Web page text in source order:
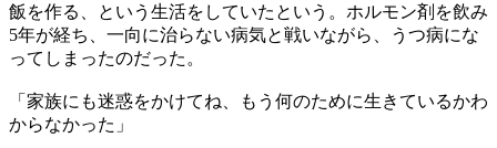
飯を作る、という生活をしていたという。ホルモン剤を飲み
5年が経ち、一向に治らない病気と戦いながら、うつ病にな
ってしまったのだった。
「家族にも迷惑をかけてね、もう何のために生きているかわ
からなかった」